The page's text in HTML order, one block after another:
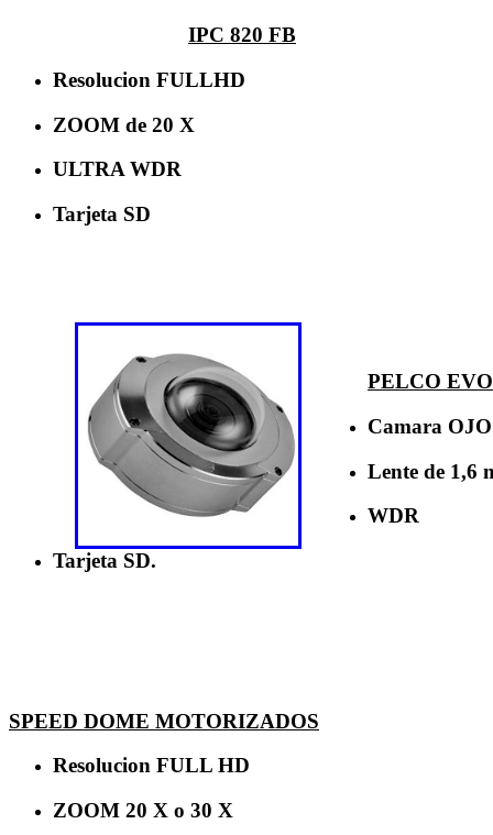
IPC 820 FB
Resolucion FULLHD
ZOOM de 20 X
ULTRA WDR
Tarjeta SD
PELCO
Camara
Lente de 1,6
WDR
Tarjeta SD.
SPEED DOME MOTORIZADOS
Resolucion FULL HD
ZOOM 20 X o 30 X